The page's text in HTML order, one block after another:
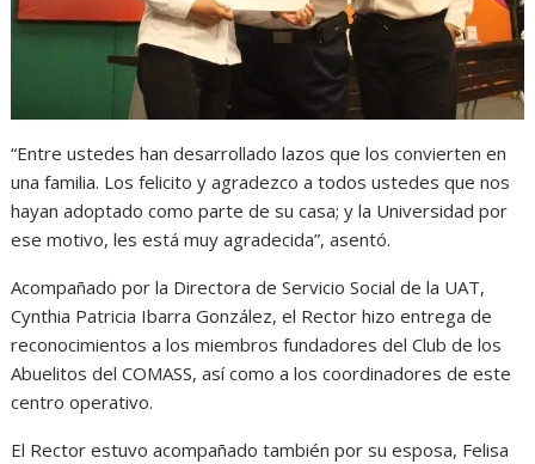
“Entre ustedes han desarrollado lazos que los convierten en
una familia. Los felicito y agradezco a todos ustedes que nos
hayan adoptado como parte de su casa; y la Universidad por
ese motivo, les está muy agradecida”, asentó.
Acompañado por la Directora de Servicio Social de la UAT,
Cynthia Patricia Ibarra González, el Rector hizo entrega de
reconocimientos a los miembros fundadores del Club de los
Abuelitos del COMASS, así como a los coordinadores de este
centro operativo.
El Rector estuvo acompañado también por su esposa, Felisa